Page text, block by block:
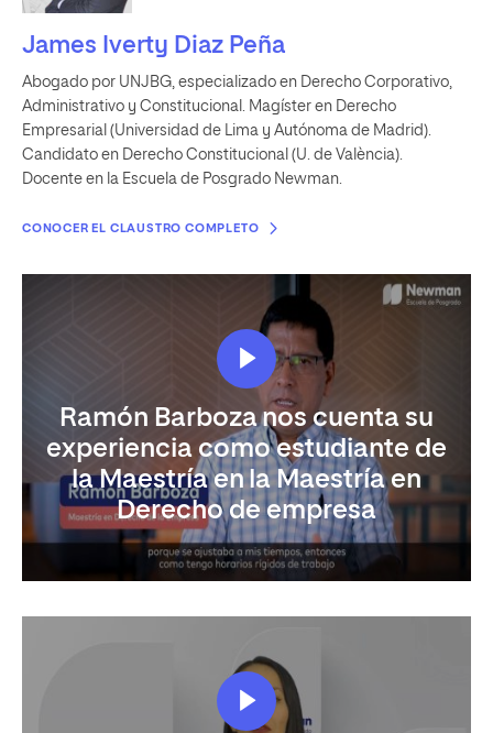
James Iverty Diaz Peña
Abogado por UNJBG, especializado en Derecho Corporativo,
Administrativo y Constitucional. Magíster en Derecho
Empresarial (Universidad de Lima y Autónoma de Madrid).
Candidato en Derecho Constitucional (U. de València).
Docente en la Escuela de Posgrado Newman.
CONOCER EL CLAUSTRO COMPLETO
Ramón Barboza nos cuenta su
experiencia como estudiante de
la Maestría en la Maestría en
Derecho de empresa